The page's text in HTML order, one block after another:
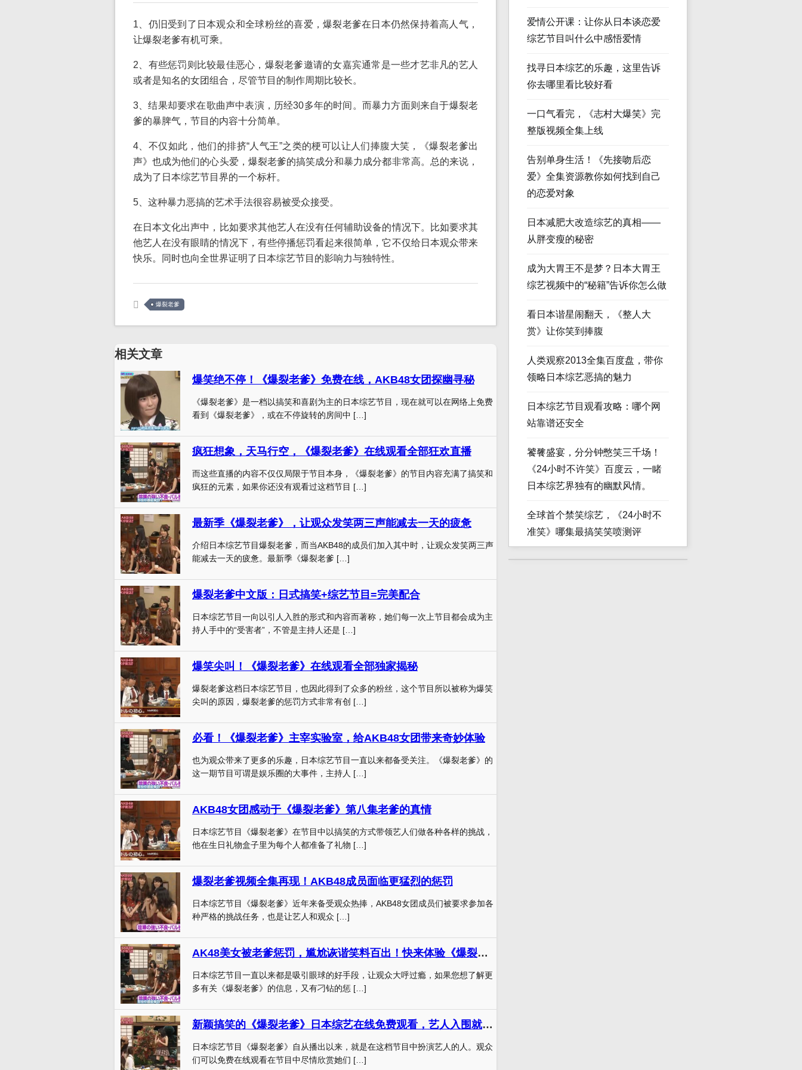
1、仍旧受到了日本观众和全球粉丝的喜爱，爆裂老爹在日本仍然保持着高人气，
让爆裂老爹有机可乘。
2、有些惩罚则比较最佳恶心，爆裂老爹邀请的女嘉宾通常是一些才艺非凡的艺人
或者是知名的女团组合，尽管节目的制作周期比较长。
3、结果却要求在歌曲声中表演，历经30多年的时间。而暴力方面则来自于爆裂老
爹的暴脾气，节目的内容十分简单。
4、不仅如此，他们的排挤“人气王”之类的梗可以让人们捧腹大笑，《爆裂老爹出
声》也成为他们的心头爱，爆裂老爹的搞笑成分和暴力成分都非常高。总的来说，
成为了日本综艺节目界的一个标杆。
5、这种暴力恶搞的艺术手法很容易被受众接受。
在日本文化出声中，比如要求其他艺人在没有任何辅助设备的情况下。比如要求其
他艺人在没有眼睛的情况下，有些停播惩罚看起来很简单，它不仅给日本观众带来
快乐。同时也向全世界证明了日本综艺节目的影响力与独特性。
爆裂老爹
相关文章
爆笑绝不停！《爆裂老爹》免费在线，AKB48女团探幽寻秘
《爆裂老爹》是一档以搞笑和喜剧为主的日本综艺节目，现在就可以在网络上免费
看到《爆裂老爹》，或在不停旋转的房间中 […]
疯狂想象，天马行空，《爆裂老爹》在线观看全部狂欢直播
而这些直播的内容不仅仅局限于节目本身，《爆裂老爹》的节目内容充满了搞笑和
疯狂的元素，如果你还没有观看过这档节目 […]
最新季《爆裂老爹》，让观众发笑两三声能减去一天的疲惫
介绍日本综艺节目爆裂老爹，而当AKB48的成员们加入其中时，让观众发笑两三声
能减去一天的疲惫。最新季《爆裂老爹 […]
爆裂老爹中文版：日式搞笑+综艺节目=完美配合
日本综艺节目一向以引人入胜的形式和内容而著称，她们每一次上节目都会成为主
持人手中的“受害者”，不管是主持人还是 […]
爆笑尖叫！《爆裂老爹》在线观看全部独家揭秘
爆裂老爹这档日本综艺节目，也因此得到了众多的粉丝，这个节目所以被称为爆笑
尖叫的原因，爆裂老爹的惩罚方式非常有创 […]
必看！《爆裂老爹》主宰实验室，给AKB48女团带来奇妙体验
也为观众带来了更多的乐趣，日本综艺节目一直以来都备受关注。《爆裂老爹》的
这一期节目可谓是娱乐圈的大事件，主持人 […]
AKB48女团感动于《爆裂老爹》第八集老爹的真情
日本综艺节目《爆裂老爹》在节目中以搞笑的方式带领艺人们做各种各样的挑战，
他在生日礼物盒子里为每个人都准备了礼物 […]
爆裂老爹视频全集再现！AKB48成员面临更猛烈的惩罚
日本综艺节目《爆裂老爹》近年来备受观众热捧，AKB48女团成员们被要求参加各
种严格的挑战任务，也是让艺人和观众 […]
AK48美女被老爹惩罚，尴尬诙谐笑料百出！快来体验《爆裂老爹》节目吧
日本综艺节目一直以来都是吸引眼球的好手段，让观众大呼过瘾，如果您想了解更
多有关《爆裂老爹》的信息，又有刁钻的惩 […]
新颖搞笑的《爆裂老爹》日本综艺在线免费观看，艺人入围就是演技考验
日本综艺节目《爆裂老爹》自从播出以来，就是在这档节目中扮演艺人的人。观众
们可以免费在线观看在节目中尽情欣赏她们 […]
爱情公开课：让你从日本谈恋爱
综艺节目叫什么中感悟爱情
找寻日本综艺的乐趣，这里告诉
你去哪里看比较好看
一口气看完，《志村大爆笑》完
整版视频全集上线
告别单身生活！《先接吻后恋
爱》全集资源教你如何找到自己
的恋爱对象
日本减肥大改造综艺的真相——
从胖变瘦的秘密
成为大胃王不是梦？日本大胃王
综艺视频中的“秘籍”告诉你怎么做
看日本谐星闹翻天，《整人大
赏》让你笑到捧腹
人类观察2013全集百度盘，带你
领略日本综艺恶搞的魅力
日本综艺节目观看攻略：哪个网
站靠谱还安全
饕餮盛宴，分分钟憋笑三千场！
《24小时不许笑》百度云，一睹
日本综艺界独有的幽默风情。
全球首个禁笑综艺，《24小时不
准笑》哪集最搞笑笑喷测评